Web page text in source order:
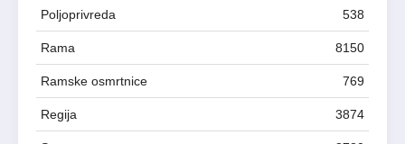
Poljoprivreda 538
Rama 8150
Ramske osmrtnice 769
Regija 3874